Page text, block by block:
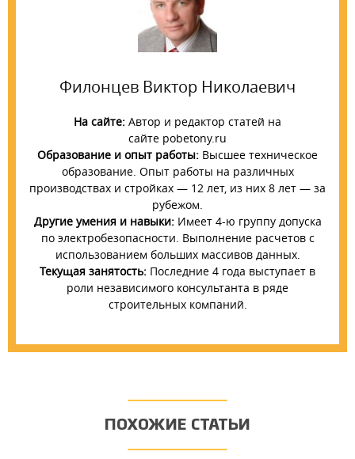
Филонцев Виктор Николаевич
На сайте: Автор и редактор статей на
сайте pobetony.ru
Образование и опыт работы: Высшее техническое
образование. Опыт работы на различных
производствах и стройках — 12 лет, из них 8 лет — за
рубежом.
Другие умения и навыки:Имеет 4-ю группу допуска
по электробезопасности. Выполнение расчетов с
использованием больших массивов данных.
Текущая занятость: Последние 4 года выступает в
роли независимого консультанта в ряде
строительных компаний.
ПОХОЖИЕ СТАТЬИ